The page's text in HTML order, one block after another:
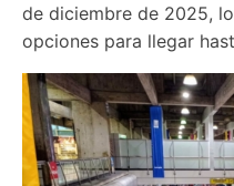
de diciembre de 2025,